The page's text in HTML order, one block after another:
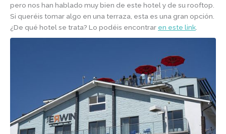
pero nos han hablado muy bien de este hotel y de su rooftop.
Si queréis tomar algo en una terraza, esta es una gran opción.
¿De qué hotel se trata? Lo podéis encontrar en este link